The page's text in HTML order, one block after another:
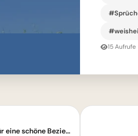
15 Aufrufe
Ein Geschenk jeden Morgen - Zitate und Sprüche für eine schöne Beziehung